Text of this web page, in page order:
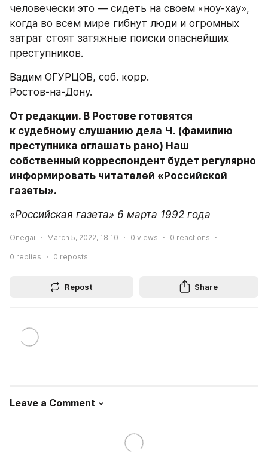
человечески это — сидеть на своем «ноу-хау»,
когда во всем мире гибнут люди и огромных
затрат стоят затяжные поиски опаснейших
преступников.
Вадим ОГУРЦОВ, соб. корр.
Ростов-на-Дону.
От редакции. В Ростове готовятся
к судебному слушанию дела Ч. (фамилию
преступника оглашать рано) Наш
собственный корреспондент будет регулярно
информировать читателей «Российской
газеты».
«Российская газета» 6 марта 1992 года
Onegai March 5, 2022, 18:10 0 views 0 reactions
0 replies 0 reposts
Repost Share
Leave a Comment